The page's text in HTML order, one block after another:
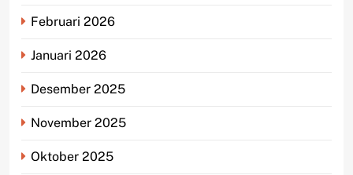
Februari 2026
Januari 2026
Desember 2025
November 2025
Oktober 2025